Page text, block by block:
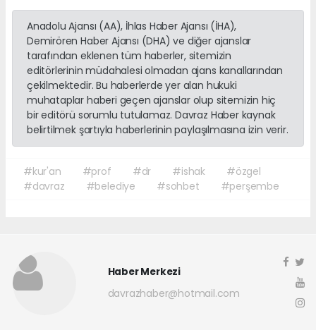
Anadolu Ajansı (AA), İhlas Haber Ajansı (İHA),
Demirören Haber Ajansı (DHA) ve diğer ajanslar
tarafından eklenen tüm haberler, sitemizin
editörlerinin müdahalesi olmadan ajans kanallarından
çekilmektedir. Bu haberlerde yer alan hukuki
muhataplar haberi geçen ajanslar olup sitemizin hiç
bir editörü sorumlu tutulamaz. Davraz Haber kaynak
belirtilmek şartıyla haberlerinin paylaşılmasına izin verir.
#kur'an #prof #dr #ishak
#özgel
#davraz
#belediye #sohbet #perşembe
Haber Merkezi
davrazhaber@hotmail.com